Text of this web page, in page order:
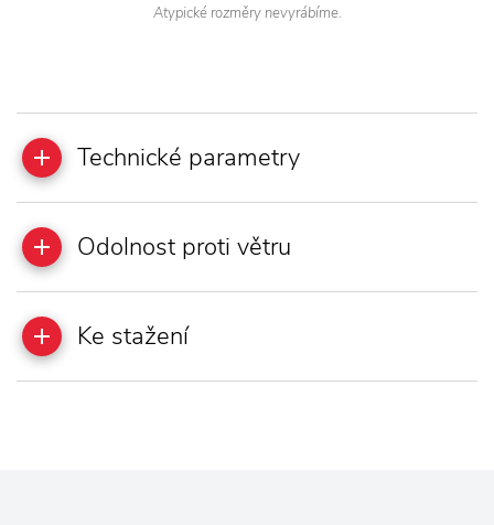
Atypické rozměry nevyrábíme.
Technické parametry
Odolnost proti větru
Ke stažení